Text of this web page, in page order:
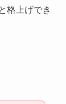
格上げでき